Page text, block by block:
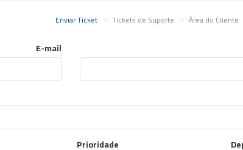
Área do Cliente
Tickets de Suporte
E-mail
Prioridade